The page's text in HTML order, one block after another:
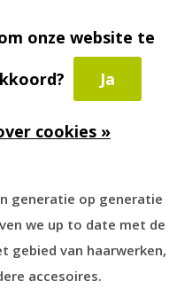
u graag een
die al sinds 1921
generatie op generatie
we up to date met de
gebied van haarwerken,
accesoires.
onze website te
Ja
cookies »